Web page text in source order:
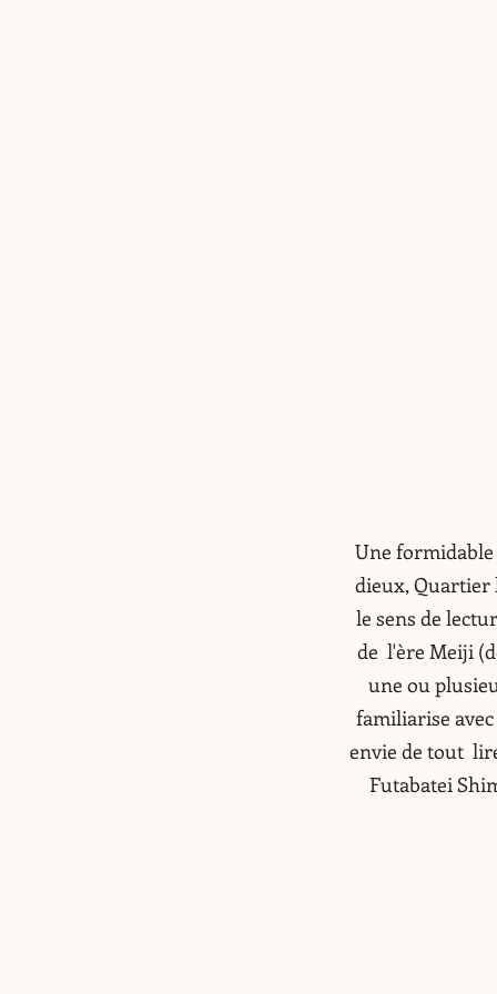
Une formidable
dieux, Quartier
le sens de
de l'ère Meiji
une ou
familiarise
envie de tout
Futabatei